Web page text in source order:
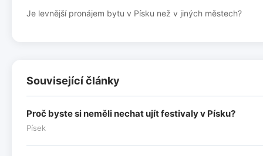
Je levnější pronájem bytu v Písku než v jiných městech?
Související články
Proč byste si neměli nechat ujít festivaly v Písku?
Písek